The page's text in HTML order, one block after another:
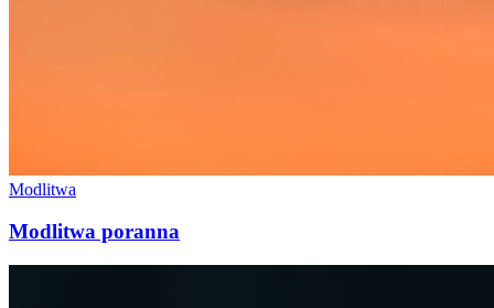
Modlitwa
Modlitwa poranna